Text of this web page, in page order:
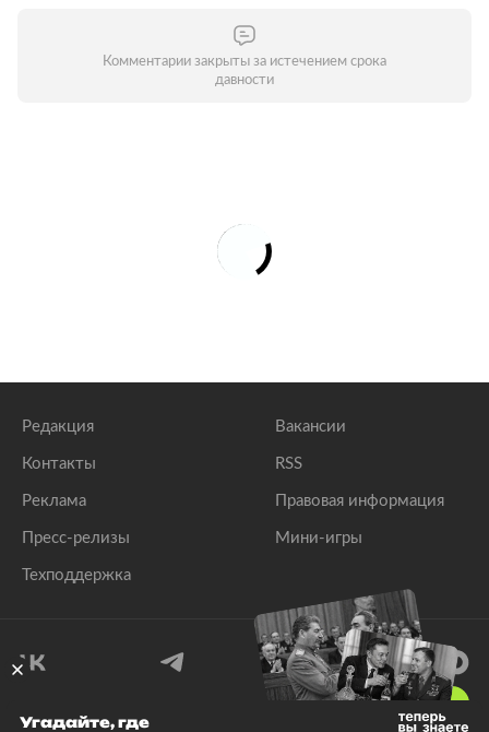
Комментарии закрыты за истечением срока
давности
Редакция
Контакты
Реклама
Пресс-релизы
Техподдержка
Вакансии
RSS
Правовая информация
Мини-игры
Угадайте, где